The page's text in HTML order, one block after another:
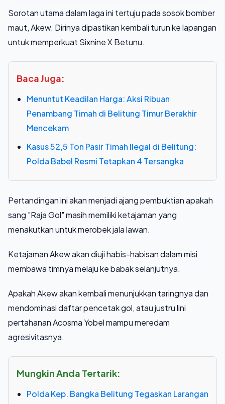
Sorotan utama dalam laga ini tertuju pada sosok bomber
maut, Akew. Dirinya dipastikan kembali turun ke lapangan
untuk memperkuat Sixnine X Betunu.
Baca Juga:
Menuntut Keadilan Harga: Aksi Ribuan
Penambang Timah di Belitung Timur Berakhir
Mencekam
Kasus 52,5 Ton Pasir Timah Ilegal di Belitung:
Polda Babel Resmi Tetapkan 4 Tersangka
Pertandingan ini akan menjadi ajang pembuktian apakah
sang "Raja Gol" masih memiliki ketajaman yang
menakutkan untuk merobek jala lawan.
Ketajaman Akew akan diuji habis-habisan dalam misi
membawa timnya melaju ke babak selanjutnya.
Apakah Akew akan kembali menunjukkan taringnya dan
mendominasi daftar pencetak gol, atau justru lini
pertahanan Acosma Yobel mampu meredam
agresivitasnya.
Mungkin Anda Tertarik:
Polda Kep. Bangka Belitung Tegaskan Larangan